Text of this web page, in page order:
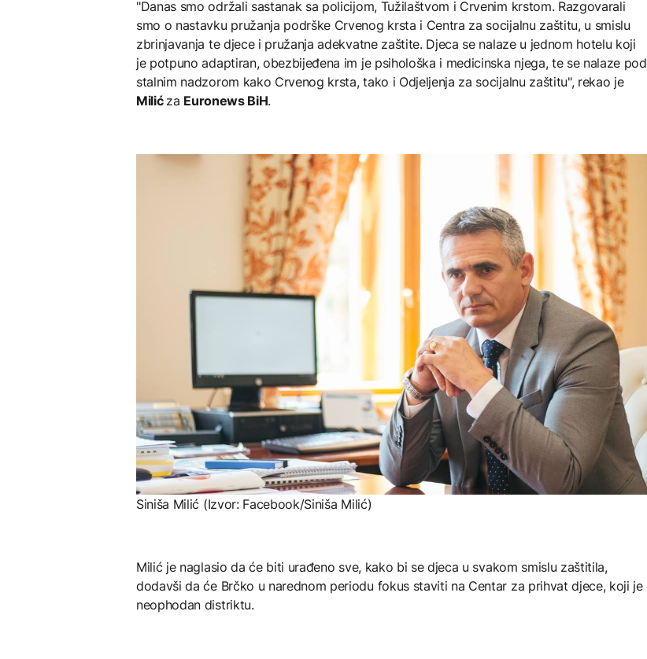
"Danas smo održali sastanak sa policijom, Tužilaštvom i Crvenim krstom. Razgovarali
smo o nastavku pružanja podrške Crvenog krsta i Centra za socijalnu zaštitu, u smislu
zbrinjavanja te djece i pružanja adekvatne zaštite. Djeca se nalaze u jednom hotelu koji
je potpuno adaptiran, obezbijeđena im je psihološka i medicinska njega, te se nalaze pod
stalnim nadzorom kako Crvenog krsta, tako i Odjeljenja za socijalnu zaštitu", rekao je
Milić za Euronews BiH.
Siniša Milić (Izvor: Facebook/Siniša Milić)
Milić je naglasio da će biti urađeno sve, kako bi se djeca u svakom smislu zaštitila,
dodavši da će Brčko u narednom periodu fokus staviti na Centar za prihvat djece, koji je
neophodan distriktu.